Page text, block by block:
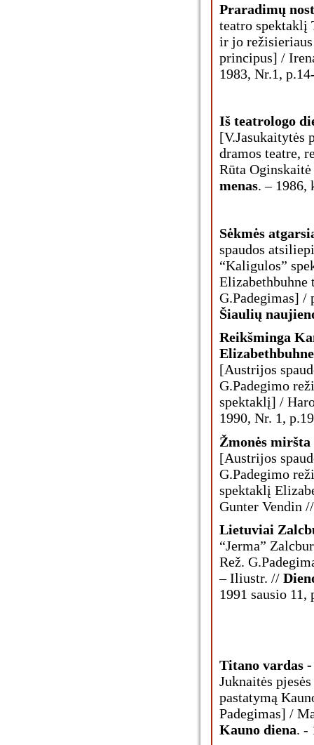
Praradimų
teatro spektaklį
ir jo
principus] /
1983, Nr.1,
Iš teatrologo
[V.Jasukaitytės
dramos teatre,
Rūta
menas. – 1986,
Sėkmės
spaudos
“Kaligulos”
Elizabethbuhne
G.Padegimas] /
Šiaulių
Reikšminga
[Austrijos
G.Padegimo
spektaklį] /
1990, Nr. 1,
Žmonės
[Austrijos
G.Padegimo
spektaklį
Gunter Vendin
Lietuviai
“Jerma”
Rež.
– Iliustr. //
1991 sausio 11,
Titano vardas -
Juknaitės
pastatymą
Padegimas] /
Kauno diena. -